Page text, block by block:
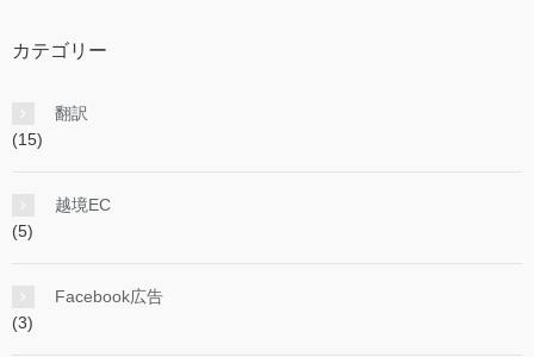
カテゴリー
翻訳
(15)
越境EC
(5)
Facebook広告
(3)